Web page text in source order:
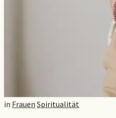
in Frauen Spiritualität